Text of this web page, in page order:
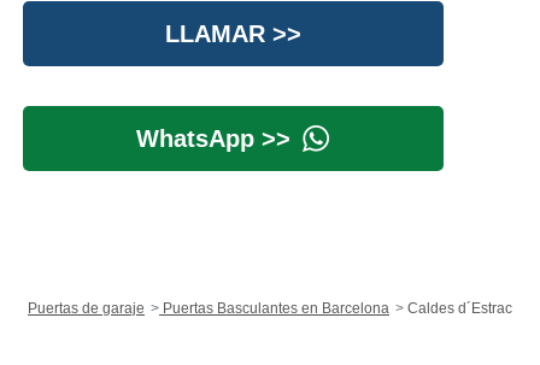
LLAMAR >>
WhatsApp >>
Puertas de garaje Puertas Basculantes en Barcelona Caldes d´Estrac